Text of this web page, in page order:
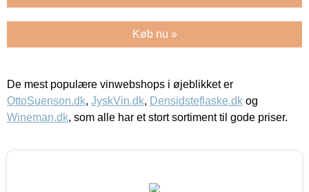
Køb nu »
De mest populære vinwebshops i øjeblikket er
OttoSuenson.dk, JyskVin.dk, Densidsteflaske.dk og
Wineman.dk, som alle har et stort sortiment til gode priser.